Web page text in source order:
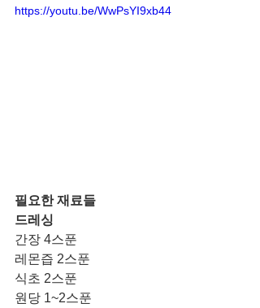
https://youtu.be/WwPsYI9xb44
필요한 재료들
드레싱
간장 4스푼
레몬즙 2스푼
식초 2스푼
원당 1~2스푼